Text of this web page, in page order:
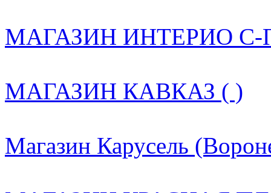
МАГАЗИН ИНТЕРИО С-
МАГАЗИН КАВКАЗ ( )
Магазин Карусель